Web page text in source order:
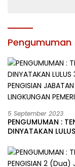
Pengumuman
5 September 2023
PENGUMUMAN :
DINYATAKAN
LINGKUNGAN